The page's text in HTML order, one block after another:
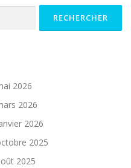
2026
2026
2026
2025
2025